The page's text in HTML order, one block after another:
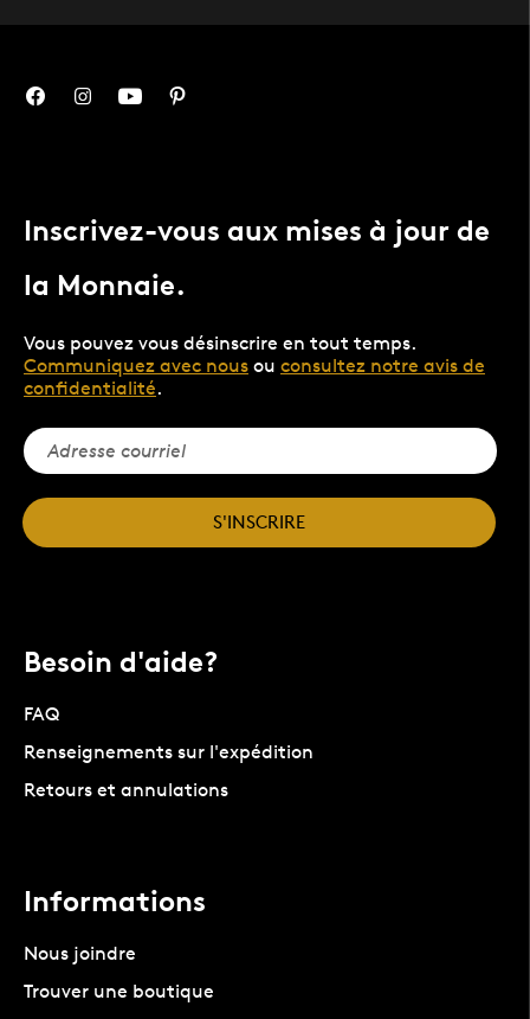
Inscrivez-vous aux mises à jour de
la Monnaie.
Vous pouvez vous désinscrire en tout temps.
Communiquez avec nous ou consultez notre avis de
confidentialité.
S'INSCRIRE
Besoin d'aide?
FAQ
Renseignements sur l'expédition
Retours et annulations
Informations
Nous joindre
Trouver une boutique